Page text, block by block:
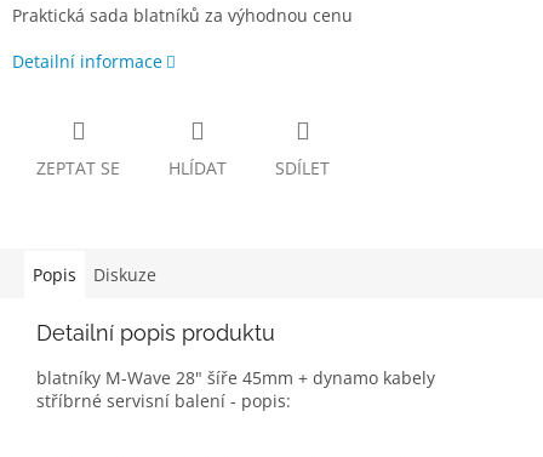
Praktická sada blatníků za výhodnou cenu
Detailní informace
ZEPTAT SE HLÍDAT SDÍLET
Popis Diskuze
Detailní popis produktu
blatníky M-Wave 28" šíře 45mm + dynamo kabely
stříbrné servisní balení - popis: